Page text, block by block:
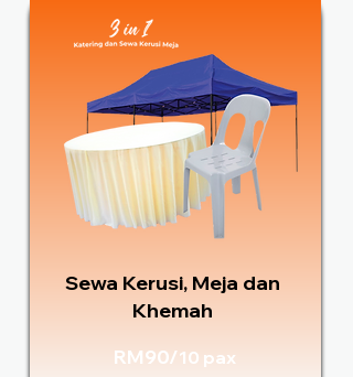
Sewa Kerusi, Meja dan
Khemah
RM90/10 pax